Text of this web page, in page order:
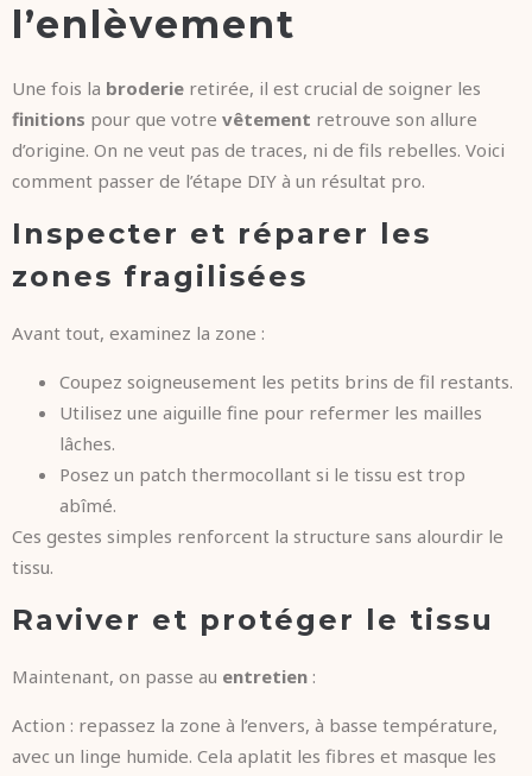
l’enlèvement
Une fois la broderie retirée, il est crucial de soigner les
finitions pour que votre vêtement retrouve son allure
d’origine. On ne veut pas de traces, ni de fils rebelles. Voici
comment passer de l’étape DIY à un résultat pro.
Inspecter et réparer les
zones fragilisées
Avant tout, examinez la zone :
Coupez soigneusement les petits brins de fil restants.
Utilisez une aiguille fine pour refermer les mailles
lâches.
Posez un patch thermocollant si le tissu est trop
abîmé.
Ces gestes simples renforcent la structure sans alourdir le
tissu.
Raviver et protéger le tissu
Maintenant, on passe au entretien :
Action : repassez la zone à l’envers, à basse température,
avec un linge humide. Cela aplatit les fibres et masque les